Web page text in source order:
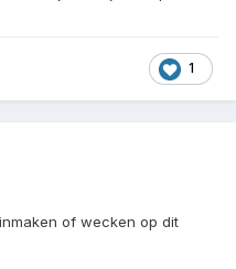
1
of wecken op dit